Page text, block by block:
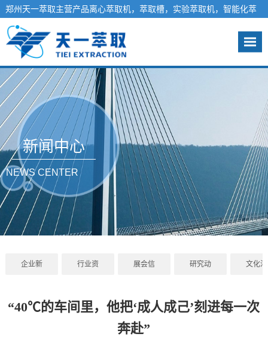
郑州天一萃取主营产品离心萃取机，萃取槽，实验萃取机，智能化萃
取工程系统，液液萃取分离设备-天一萃取欢迎您
咨询热线：13140012981
新闻中心
NEWS CENTER
企业新 行业资 展会信 研究动 文化活
“40℃的车间里，他把‘成人成己’刻进每一次
奔赴”